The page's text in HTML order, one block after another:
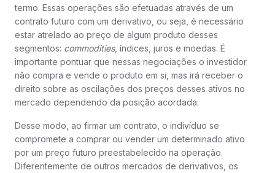
termo. Essas operações são efetuadas através de um
contrato futuro com um derivativo, ou seja, é necessário
estar atrelado ao preço de algum produto desses
segmentos: commodities, índices, juros e moedas. É
importante pontuar que nessas negociações o investidor
não compra e vende o produto em si, mas irá receber o
direito sobre as oscilações dos preços desses ativos no
mercado dependendo da posição acordada.
Desse modo, ao firmar um contrato, o indivíduo se
compromete a comprar ou vender um determinado ativo
por um preço futuro preestabelecido na operação.
Diferentemente de outros mercados de derivativos, os